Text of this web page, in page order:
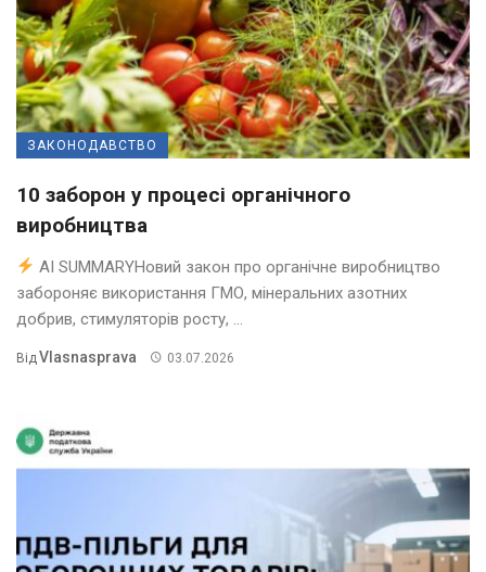
ЗАКОНОДАВСТВО
10 заборон у процесі органічного
виробництва
AI SUMMARYНовий закон про органічне виробництво
забороняє використання ГМО, мінеральних азотних
добрив, стимуляторів росту, ...
Від Vlasnasprava 03.07.2026